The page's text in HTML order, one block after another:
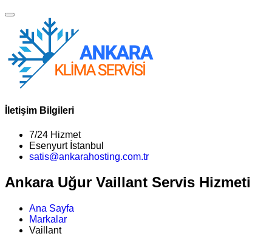
İletişim Bilgileri
7/24 Hizmet
Esenyurt İstanbul
satis@ankarahosting.com.tr
Ankara Uğur Vaillant Servis Hizmeti
Ana Sayfa
Markalar
Vaillant